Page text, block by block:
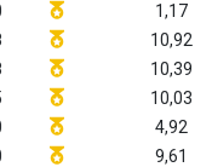
1,17
10,92
10,39
10,03
4,92
9,61